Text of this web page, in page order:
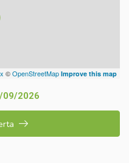
©OpenStreetMap Improve this map
09/2026